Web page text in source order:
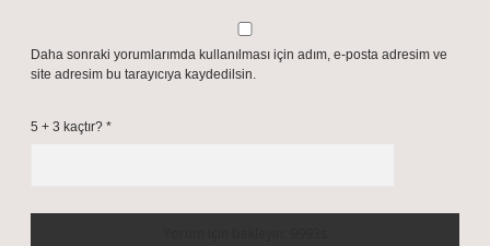
Daha sonraki yorumlarımda kullanılması için adım, e-posta adresim ve
site adresim bu tarayıcıya kaydedilsin.
5 + 3 kaçtır? *